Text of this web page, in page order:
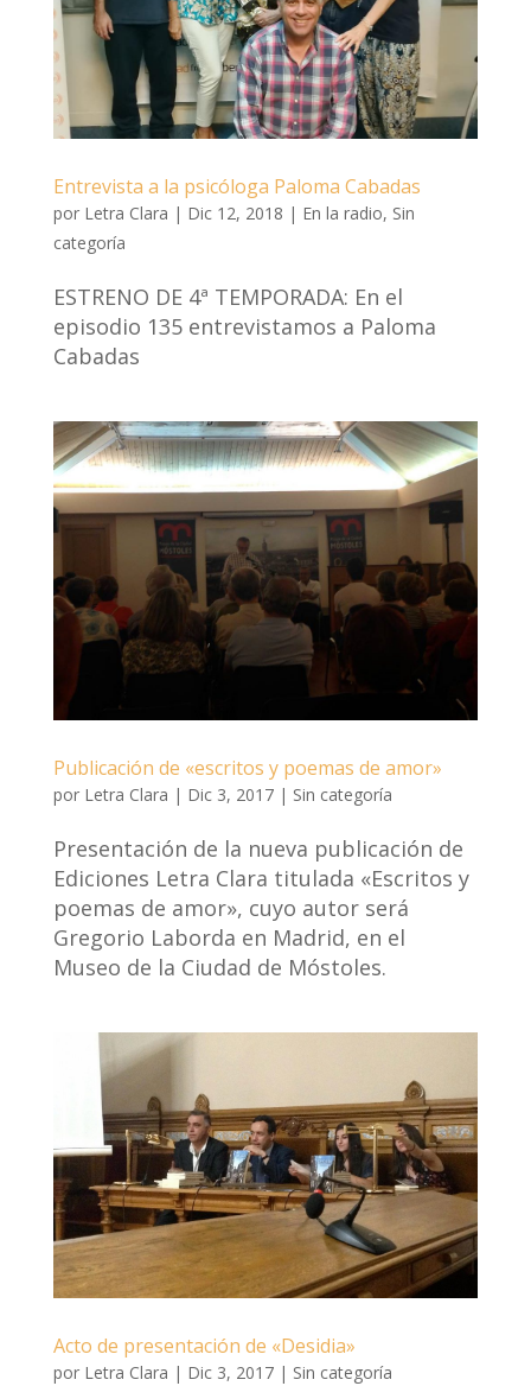
Entrevista a la psicóloga Paloma Cabadas
por Letra Clara | Dic 12, 2018 | En la radio, Sin
categoría
ESTRENO DE 4ª TEMPORADA: En el
episodio 135 entrevistamos a Paloma
Cabadas
Publicación de «escritos y poemas de amor»
por Letra Clara | Dic 3, 2017| Sin categoría
Presentación de la nueva publicación de
Ediciones Letra Clara titulada «Escritos y
poemas de amor», cuyo autor será
Gregorio Laborda en Madrid, en el
Museo de la Ciudad de Móstoles.
Acto de presentación de «Desidia»
por Letra Clara | Dic 3, 2017| Sin categoría